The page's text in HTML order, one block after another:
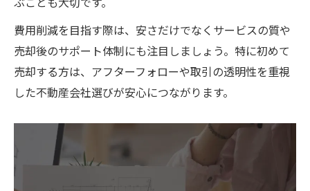
費用削減を目指す際は、安さだけでなくサービスの質や
売却後のサポート体制にも注目しましょう。特に初めて
売却する方は、アフターフォローや取引の透明性を重視
した不動産会社選びが安心につながります。